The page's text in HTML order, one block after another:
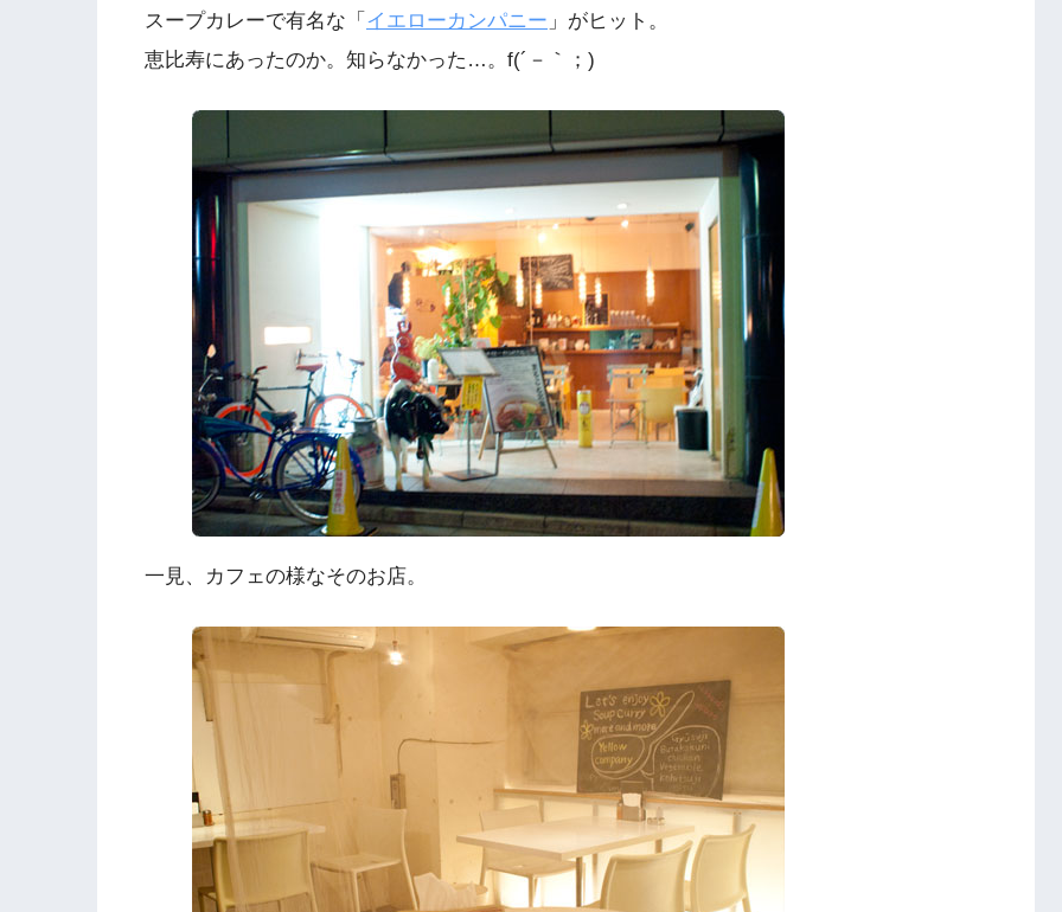
スープカレーで有名な「イエローカンパニー 」がヒット。
恵比寿にあったのか。知らなかった…。f(´－｀；)
一見、カフェの様なそのお店。